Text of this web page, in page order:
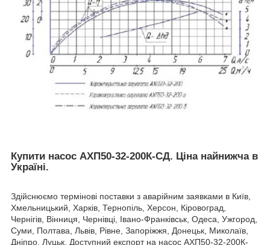
Купити насос АХП50-32-200К-СД. Ціна найнижча в
Україні.
Здійснюємо термінові поставки з аварійним заявками в Київ,
Хмельницький, Харків, Тернопіль, Херсон, Кіровоград,
Чернігів, Вінниця, Чернівці, Івано-Франківськ, Одеса, Ужгород,
Суми, Полтава, Львів, Рівне, Запоріжжя, Донецьк, Миколаїв,
Дніпро, Луцьк. Доступний експорт на насос АХП50-32-200К-